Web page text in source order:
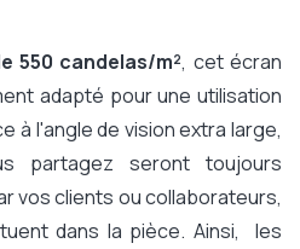
550 candelas/m², cet écran
adapté pour une utilisation
à l'angle de vision extra large,
partagez seront toujours
vos clients ou collaborateurs,
dans la pièce. Ainsi, les